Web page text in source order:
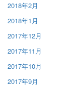
2018年2月
2018年1月
2017年12月
2017年11月
2017年10月
2017年9月